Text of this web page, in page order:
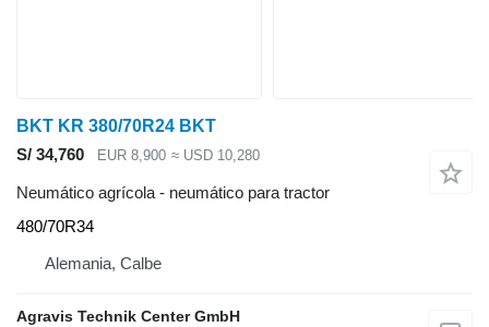
BKT KR 380/70R24 BKT
S/ 34,760
EUR 8,900 ≈ USD 10,280
Neumático agrícola - neumático para tractor
480/70R34
Alemania, Calbe
Agravis Technik Center GmbH